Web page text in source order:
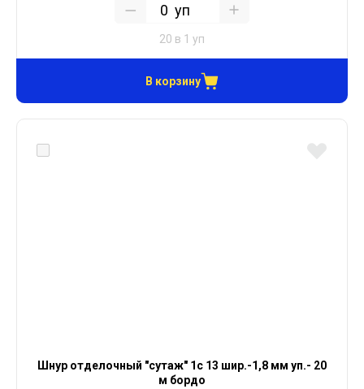
уп
20 в 1 уп
В корзину
Шнур отделочный "сутаж" 1с 13 шир.-1,8 мм уп.- 20
м бордо